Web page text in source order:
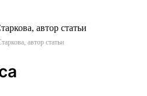
автор статьи